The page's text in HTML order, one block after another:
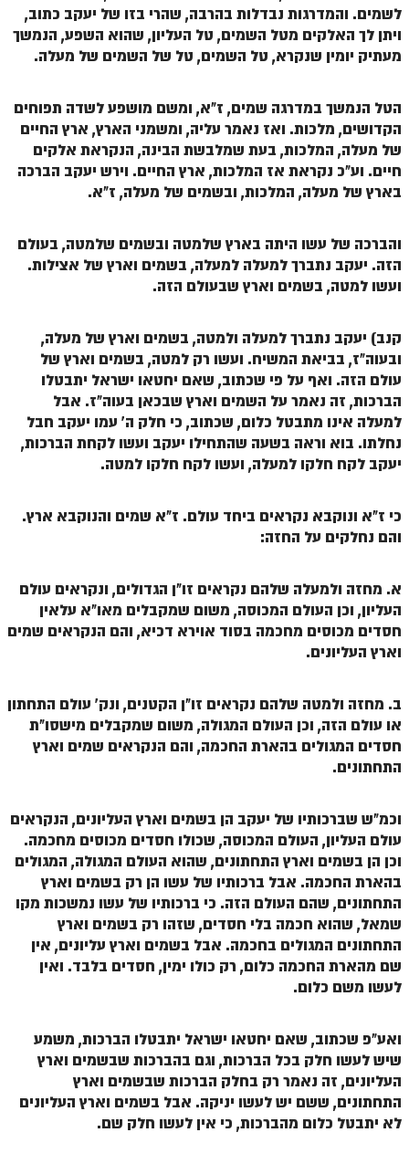
לשמים. והמדרגות נבדלות בהרבה, שהרי בזו של יעקב כתוב,
ויתן לך האלקים מטל השמים, טל העליון, שהוא השפע, הנמשך
מעתיק יומין שנקרא, טל השמים, טל של השמים של מעלה.
הטל הנמשך במדרגה שמים, ז"א, ומשם מושפע לשדה תפוחים
הקדושים, מלכות. ואז נאמר עליה, ומשמני הארץ, ארץ החיים
של מעלה, המלכות, בעת שמלבשת הבינה, הנקראת אלקים
חיים. וע"כ נקראת אז המלכות, ארץ החיים. וירש יעקב הברכה
בארץ של מעלה, המלכות, ובשמים של מעלה, ז"א.
והברכה של עשו היתה בארץ שלמטה ובשמים שלמטה, בעולם
הזה. יעקב נתברך למעלה למעלה, בשמים וארץ של אצילות.
ועשו למטה, בשמים וארץ שבעולם הזה.
קנב) יעקב נתברך למעלה ולמטה, בשמים וארץ של מעלה,
ובעוה"ז, בביאת המשיח. ועשו רק למטה, בשמים וארץ של
עולם הזה. ואף על פי שכתוב, שאם יחטאו ישראל יתבטלו
הברכות, זה נאמר על השמים וארץ שבכאן בעוה"ז. אבל
למעלה אינו מתבטל כלום, שכתוב, כי חלק ה' עמו יעקב חבל
נחלתו. בוא וראה בשעה שהתחילו יעקב ועשו לקחת הברכות,
יעקב לקח חלקו למעלה, ועשו לקח חלקו למטה.
כי ז"א ונוקבא נקראים ביחד עולם. ז"א שמים והנוקבא ארץ.
והם נחלקים על החזה:
א. מחזה ולמעלה שלהם נקראים זו"ן הגדולים, ונקראים עולם
העליון, וכן העולם המכוסה, משום שמקבלים מאו"א עלאין
חסדים מכוסים מחכמה בסוד אוירא דכיא, והם הנקראים שמים
וארץ העליונים.
ב. מחזה ולמטה שלהם נקראים זו"ן הקטנים, ונק' עולם התחתון
או עולם הזה, וכן העולם המגולה, משום שמקבלים מישסו"ת
חסדים המגולים בהארת החכמה, והם הנקראים שמים וארץ
התחתונים.
וכמ"ש שברכותיו של יעקב הן בשמים וארץ העליונים, הנקראים
עולם העליון, העולם המכוסה, שכולו חסדים מכוסים מחכמה.
וכן הן בשמים וארץ התחתונים, שהוא העולם המגולה, המגולים
בהארת החכמה. אבל ברכותיו של עשו הן רק בשמים וארץ
התחתונים, שהם העולם הזה. כי ברכותיו של עשו נמשכות מקו
שמאל, שהוא חכמה בלי חסדים, שזהו רק בשמים וארץ
התחתונים המגולים בחכמה. אבל בשמים וארץ עליונים, אין
שם מהארת החכמה כלום, רק כולו ימין, חסדים בלבד. ואין
לעשו משם כלום.
ואע"פ שכתוב, שאם יחטאו ישראל יתבטלו הברכות, משמע
שיש לעשו חלק בכל הברכות, וגם בהברכות שבשמים וארץ
העליונים, זה נאמר רק בחלק הברכות שבשמים וארץ
התחתונים, ששם יש לעשו יניקה. אבל בשמים וארץ העליונים
לא יתבטל כלום מהברכות, כי אין לעשו חלק שם.